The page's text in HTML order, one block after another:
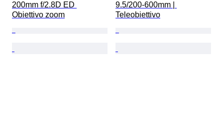
200mm f/2.8D ED
Obiettivo zoom
9.5/200-600mm |
Teleobiettivo